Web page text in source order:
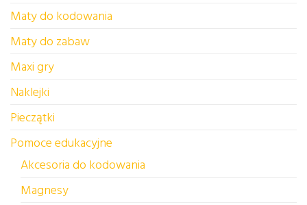
Maty do kodowania
Maty do zabaw
Maxi gry
Naklejki
Pieczątki
Pomoce edukacyjne
Akcesoria do kodowania
Magnesy